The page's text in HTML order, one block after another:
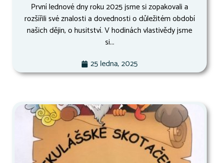
První lednové dny roku 2025 jsme si zopakovali a
rozšířili své znalosti a dovednosti o důležitém období
našich dějin, o husitství. V hodinách vlastivědy jsme
si...
25 ledna, 2025